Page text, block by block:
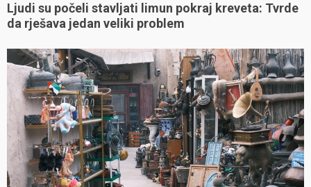
Ljudi su počeli stavljati limun pokraj kreveta: Tvrde
da rješava jedan veliki problem